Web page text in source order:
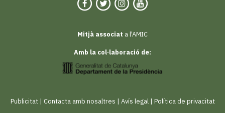
Mitjà associat a l'AMIC
Amb la col·laboració de:
Publicitat| Contacta amb nosaltres | Avís legal| Política de privacitat